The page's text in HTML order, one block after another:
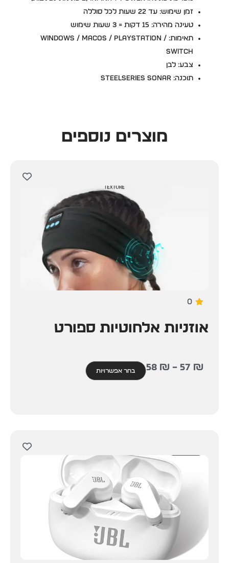
זמן שימוש: עד 22 שעות לכל סוללה
טעינה מהירה: 15 דקות = 3 שעות שימוש
תאימות: Windows / macOS / PlayStation /
Switch
צבע: לבן
תוכנה: SteelSeries Sonar
מוצרים נוספים
0
אוזניות אלחוטיות ספורט
57 ₪
–
58 ₪ בחר אפשרויות